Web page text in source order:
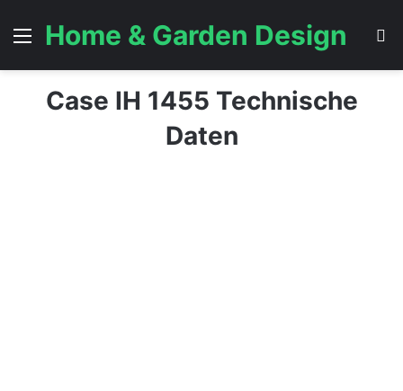
Menü
Home & Garden Design
Case IH 1455 Technische
Daten